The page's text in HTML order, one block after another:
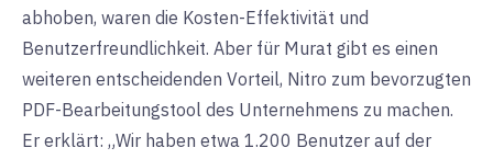
abhoben, waren die Kosten-Effektivität und
Benutzerfreundlichkeit. Aber für Murat gibt es einen
weiteren entscheidenden Vorteil, Nitro zum bevorzugten
PDF-Bearbeitungstool des Unternehmens zu machen.
Er erklärt: „Wir haben etwa 1.200 Benutzer auf der